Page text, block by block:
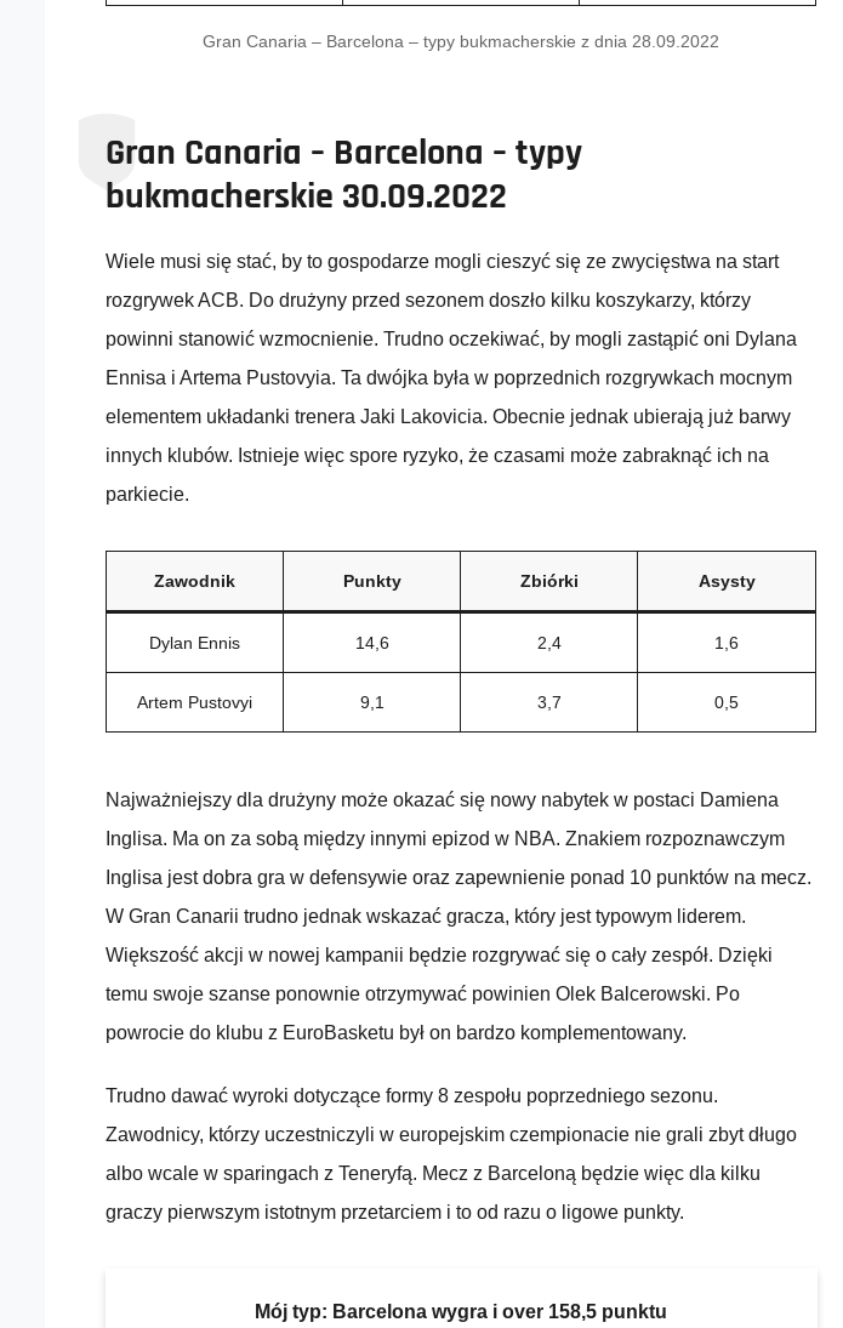
Gran Canaria – Barcelona – typy bukmacherskie z dnia 28.09.2022
Gran Canaria – Barcelona – typy
bukmacherskie 30.09.2022
Wiele musi się stać, by to gospodarze mogli cieszyć się ze zwycięstwa na start
rozgrywek ACB. Do drużyny przed sezonem doszło kilku koszykarzy, którzy
powinni stanowić wzmocnienie. Trudno oczekiwać, by mogli zastąpić oni Dylana
Ennisa i Artema Pustovyia. Ta dwójka była w poprzednich rozgrywkach mocnym
elementem układanki trenera Jaki Lakovicia. Obecnie jednak ubierają już barwy
innych klubów. Istnieje więc spore ryzyko, że czasami może zabraknąć ich na
parkiecie.
Zawodnik Punkty Zbiórki Asysty
Dylan Ennis 14,6 2,4 1,6
Artem Pustovyi 9,1 3,7 0,5
Najważniejszy dla drużyny może okazać się nowy nabytek w postaci Damiena
Inglisa. Ma on za sobą między innymi epizod w NBA. Znakiem rozpoznawczym
Inglisa jest dobra gra w defensywie oraz zapewnienie ponad 10 punktów na mecz.
W Gran Canarii trudno jednak wskazać gracza, który jest typowym liderem.
Większość akcji w nowej kampanii będzie rozgrywać się o cały zespół. Dzięki
temu swoje szanse ponownie otrzymywać powinien Olek Balcerowski. Po
powrocie do klubu z EuroBasketu był on bardzo komplementowany.
Trudno dawać wyroki dotyczące formy 8 zespołu poprzedniego sezonu.
Zawodnicy, którzy uczestniczyli w europejskim czempionacie nie grali zbyt długo
albo wcale w sparingach z Teneryfą. Mecz z Barceloną będzie więc dla kilku
graczy pierwszym istotnym przetarciem i to od razu o ligowe punkty.
Mój typ: Barcelona wygra i over 158,5 punktu